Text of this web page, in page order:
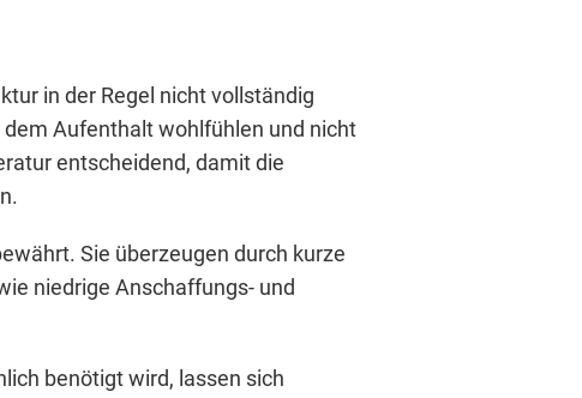
in der Regel nicht vollständig
Aufenthalt wohlfühlen und nicht
entscheidend, damit die
Sie überzeugen durch kurze
niedrige Anschaffungs- und
benötigt wird, lassen sich